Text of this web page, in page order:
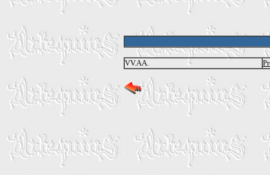
VV.AA.